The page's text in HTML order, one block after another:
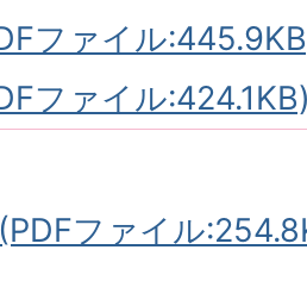
ファイル
ファイル
ファイル